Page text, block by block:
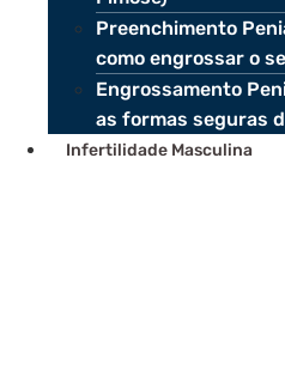
Preenchimento
como engrossar o
Engrossamento
as formas seguras
Infertilidade Masculina